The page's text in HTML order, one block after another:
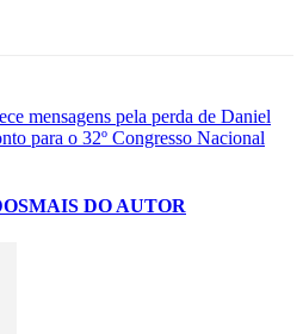
mensagens pela perda de Daniel
para o 32º Congresso Nacional
MAIS DO AUTOR